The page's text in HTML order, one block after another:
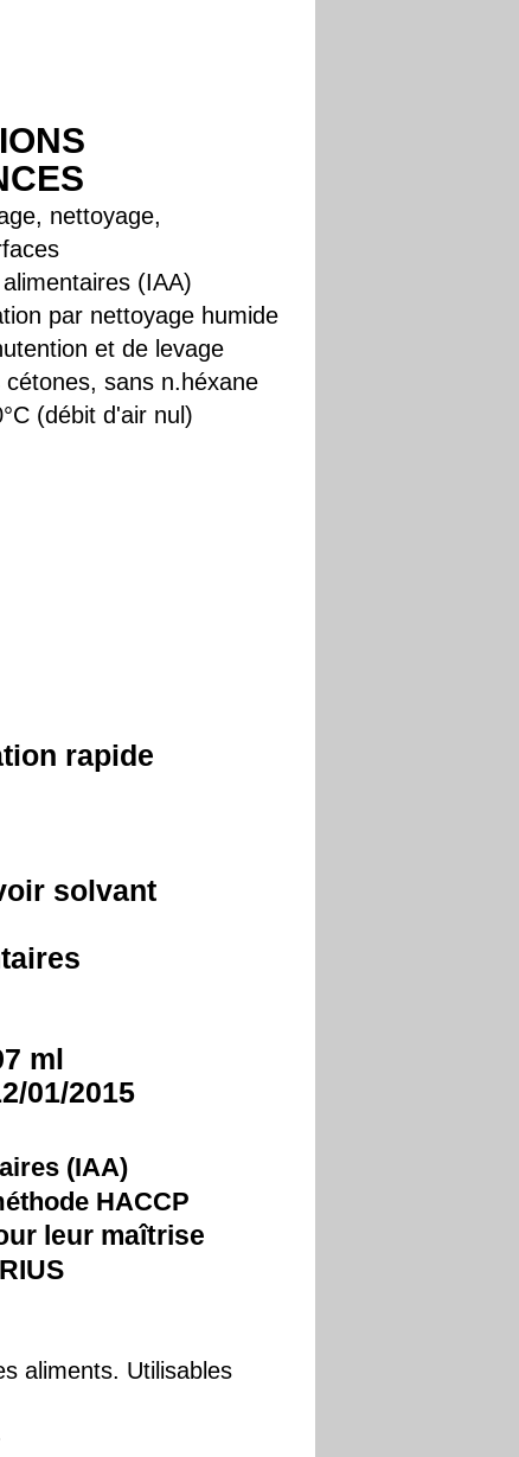
nettoyage,
(IAA)
par nettoyage humide
et de levage
sans n.héxane
(débit d'air nul)
rapide
solvant
ml
01/2015
(IAA)
HACCP
leur maîtrise
aliments. Utilisables